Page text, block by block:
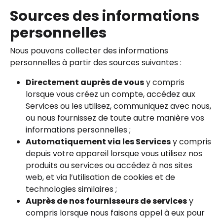
Sources des informations
personnelles
Nous pouvons collecter des informations
personnelles à partir des sources suivantes :
Directement auprès de vousy compris
lorsque vous créez un compte, accédez aux
Services ou les utilisez, communiquez avec nous,
ou nous fournissez de toute autre manière vos
informations personnelles ;
Automatiquement via les Servicesy compris
depuis votre appareil lorsque vous utilisez nos
produits ou services ou accédez à nos sites
web, et via l’utilisation de cookies et de
technologies similaires ;
Auprès de nos fournisseurs de servicesy
compris lorsque nous faisons appel à eux pour